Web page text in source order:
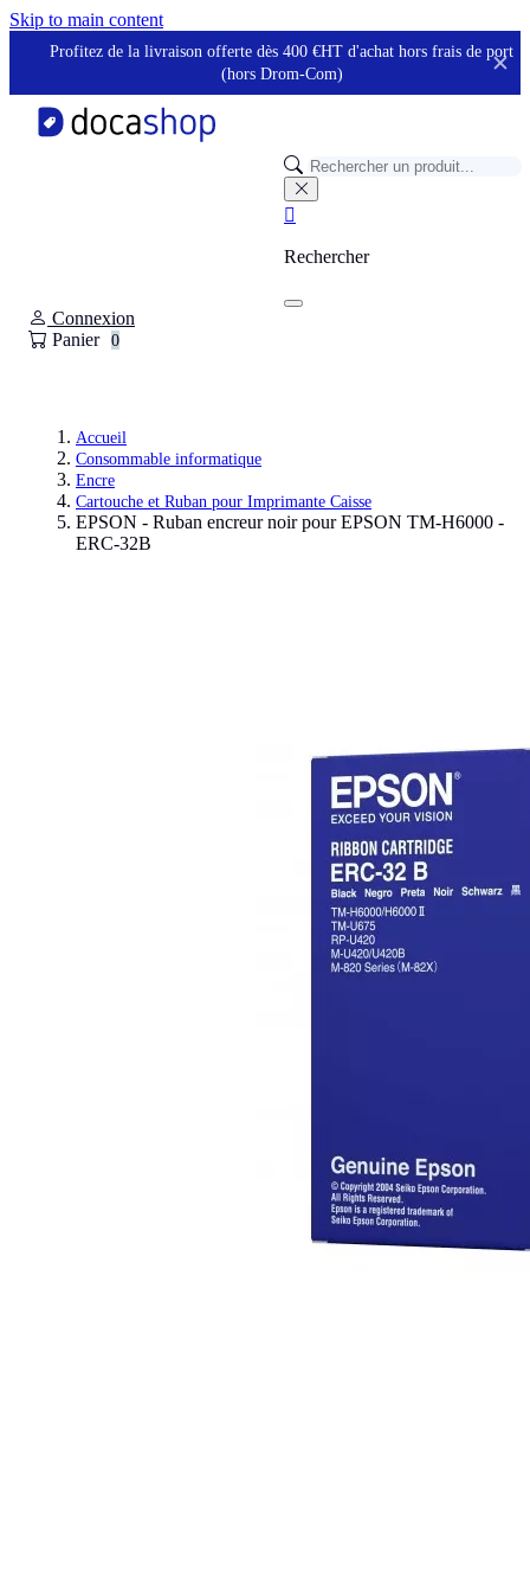
Skip to main content
Profitez de la livraison offerte dès 400 €HT d'achat hors frais de port
(hors Drom-Com)
✕

Rechercher
Connexion
Panier
0
Accueil
Consommable informatique
Encre
Cartouche et Ruban pour Imprimante Caisse
EPSON - Ruban encreur noir pour EPSON TM-H6000 -
ERC-32B
Panneau de gestion des cookies